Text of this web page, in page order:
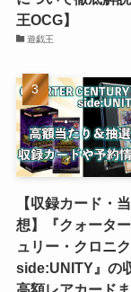
王OCG】
遊戯王
【収録カード・
想】『クォータ
ュリー・クロニ
side:UNITY』の